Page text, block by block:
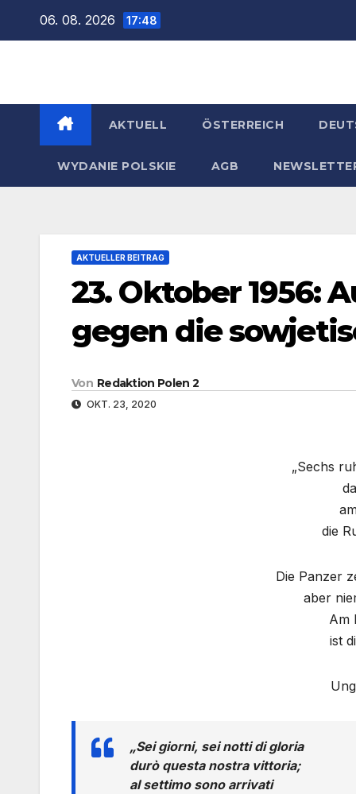
06. 08. 2026 17:48
AKTUELL ÖSTERREICH
WYDANIE POLSKIE AGB
AKTUELLER BEITRAG
23. Oktober 1956:
gegen die
Von Redaktion Polen 2
OKT. 23, 2020
„Sechs
die
Die Panzer
aber
Am
ist
„Sei giorni, sei notti di gloria
durò questa nostra vittoria;
al settimo sono arrivati